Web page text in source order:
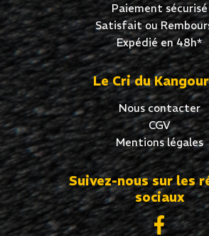
Paiement sécurisé
Satisfait ou
Expédié en 48h*
Le Cri du
Nous contacter
CGV
Mentions légales
Suivez-nous sur les
sociaux